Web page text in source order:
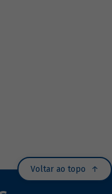
Voltar ao topo